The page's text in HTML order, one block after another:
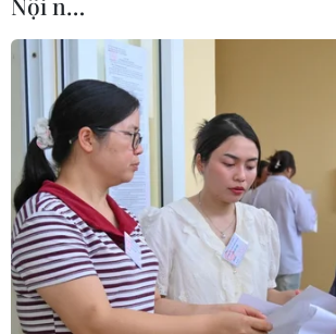
Sang-sik cần giành ngôi đầu bảng?
06/08/2026 11:05
Nhận định Việt Nam vs Campuchia:
'Phù thủy Kim' sẽ xoay tua toan tính
đường dài?
06/08/2026 08:25
HLV Kim Sang-sik: 'Tuyển Việt Nam
hướng tới chiến thắng để giữ ngôi